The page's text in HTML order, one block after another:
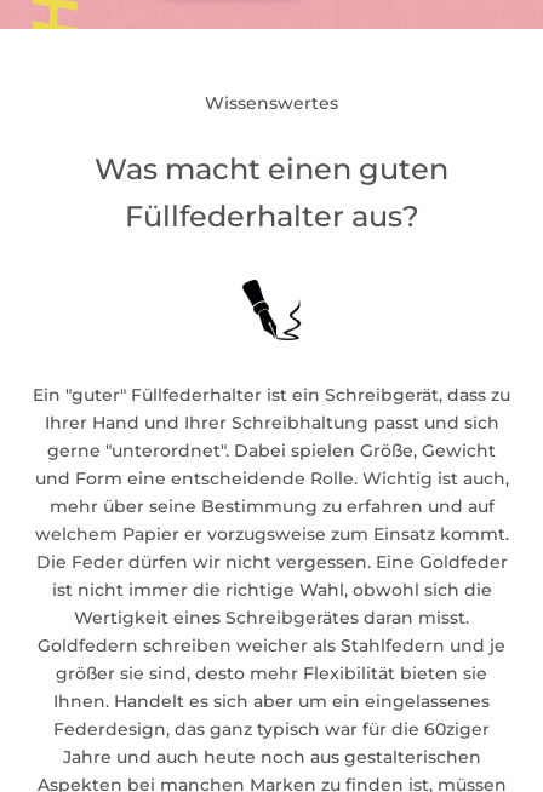
Wissenswertes
Was macht einen guten
Füllfederhalter aus?
Ein "guter" Füllfederhalter ist ein Schreibgerät, dass zu
Ihrer Hand und Ihrer Schreibhaltung passt und sich
gerne "unterordnet". Dabei spielen Größe, Gewicht
und Form eine entscheidende Rolle. Wichtig ist auch,
mehr über seine Bestimmung zu erfahren und auf
welchem Papier er vorzugsweise zum Einsatz kommt.
Die Feder dürfen wir nicht vergessen. Eine Goldfeder
ist nicht immer die richtige Wahl, obwohl sich die
Wertigkeit eines Schreibgerätes daran misst.
Goldfedern schreiben weicher als Stahlfedern und je
größer sie sind, desto mehr Flexibilität bieten sie
Ihnen. Handelt es sich aber um ein eingelassenes
Federdesign, das ganz typisch war für die 60ziger
Jahre und auch heute noch aus gestalterischen
Aspekten bei manchen Marken zu finden ist, müssen